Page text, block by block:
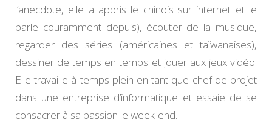
l’anecdote, elle a appris le chinois sur internet et le
parle couramment depuis), écouter de la musique,
regarder des séries (américaines et taïwanaises),
dessiner de temps en temps et jouer aux jeux vidéo.
Elle travaille à temps plein en tant que chef de projet
dans une entreprise d’informatique et essaie de se
consacrer à sa passion le week-end.